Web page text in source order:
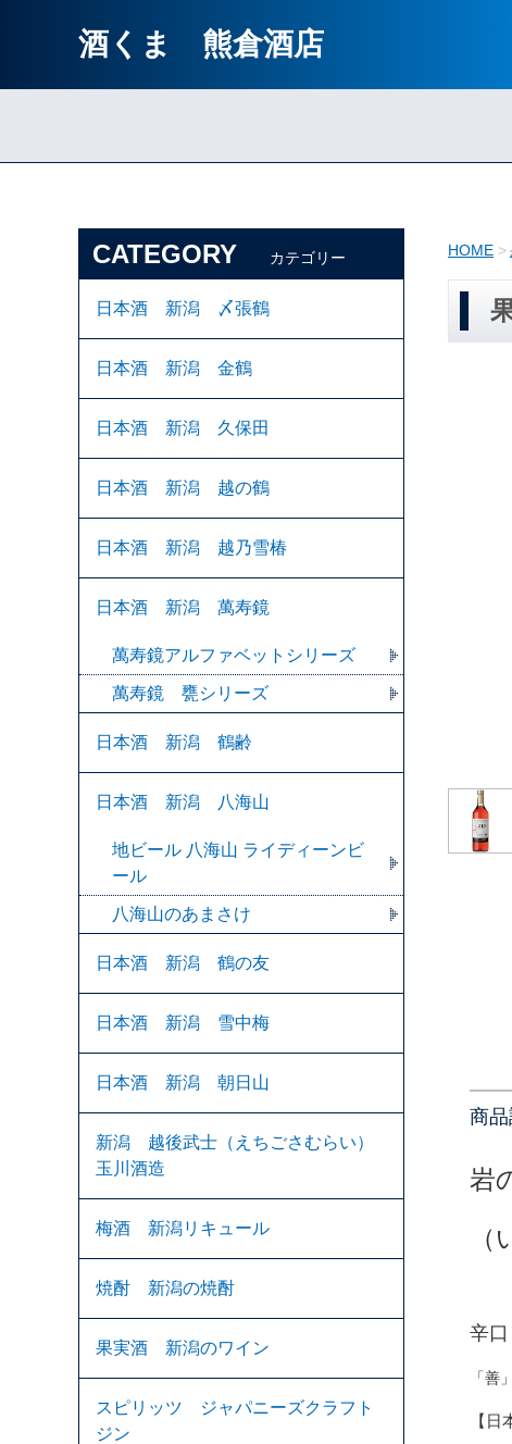
酒くま 熊倉酒店
HOME
商
岩
辛口
「善
【
CATEGORY カテゴリー
日本酒 新潟 〆張鶴
日本酒 新潟 金鶴
日本酒 新潟 久保田
日本酒 新潟 越の鶴
日本酒 新潟 越乃雪椿
日本酒 新潟 萬寿鏡
萬寿鏡アルファベットシリーズ
萬寿鏡 甕シリーズ
日本酒 新潟 鶴齢
日本酒 新潟 八海山
地ビール 八海山 ライディーンビ
ール
八海山のあまさけ
日本酒 新潟 鶴の友
日本酒 新潟 雪中梅
日本酒 新潟 朝日山
新潟 越後武士（えちごさむらい）
玉川酒造
梅酒 新潟リキュール
焼酎 新潟の焼酎
果実酒 新潟のワイン
スピリッツ ジャパニーズクラフト
ジン